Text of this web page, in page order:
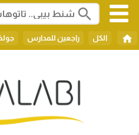
search
home الكل راجعين للمدارس